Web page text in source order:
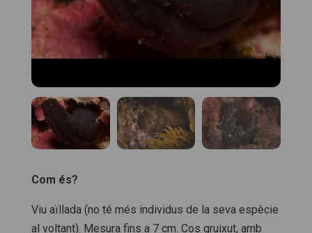
Com és?
Viu aïllada (no té més individus de la seva espècie
al voltant). Mesura fins a 7 cm. Cos gruixut, amb